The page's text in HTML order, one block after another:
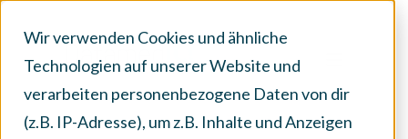
Wir verwenden Cookies und ähnliche
Technologien auf unserer Website und
verarbeiten personenbezogene Daten von dir
(z.B. IP-Adresse), um z.B. Inhalte und Anzeigen